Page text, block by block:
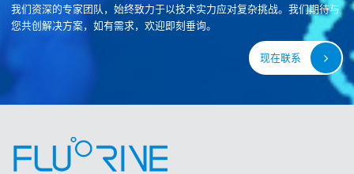
我们资深的专家团队，始终致力于以技术实力应对复杂挑战。我们期待与
您共创解决方案，如有需求，欢迎即刻垂询。
现在联系